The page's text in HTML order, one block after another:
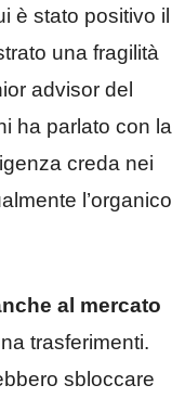
è stato positivo il
una fragilità
advisor del
ha parlato con la
creda nei
l’organico
al mercato
trasferimenti.
sbloccare